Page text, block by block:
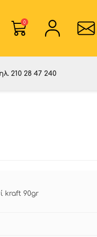
0
210 28 47 240
kraft 90gr